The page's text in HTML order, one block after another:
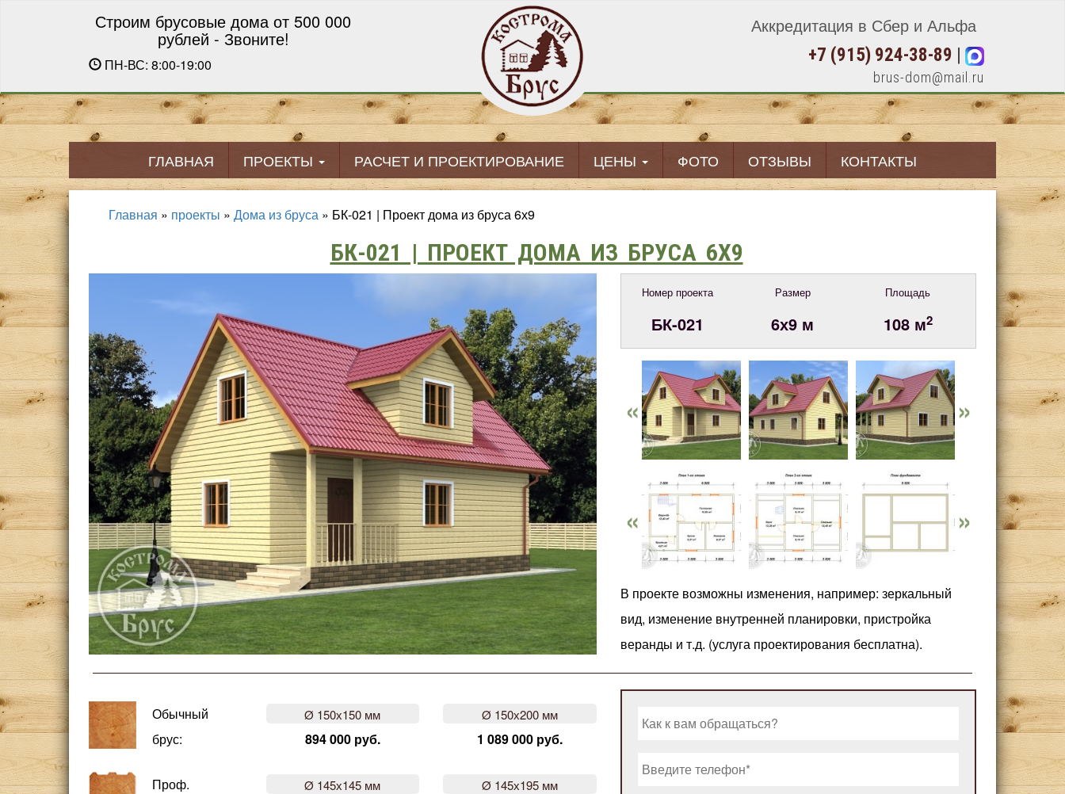
Строим брусовые дома от 500 000
рублей - Звоните!
ПН-ВС: 8:00-19:00
Аккредитация в Сбер и Альфа
+7 (915) 924-38-89
brus-dom@mail.ru
ГЛАВНАЯ ПРОЕКТЫ РАСЧЕТ И ПРОЕКТИРОВАНИЕ ЦЕНЫ ФОТО ОТЗЫВЫ КОНТАКТЫ
Главная » проекты » Дома из бруса » БК-021 | Проект дома из бруса 6х9
БК-021 | ПРОЕКТ ДОМА ИЗ БРУСА 6Х9
Номер проекта
БК-021
Размер
6х9 м
Площадь
108 м2
В проекте возможны изменения, например: зеркальный
вид, изменение внутренней планировки, пристройка
веранды и т.д. (услуга проектирования бесплатна).
Обычный
брус:
Ø 150х150 мм
894 000 руб.
Ø 150х200 мм
1 089 000 руб.
Проф.
Ø 145х145 мм Ø 145х195 мм